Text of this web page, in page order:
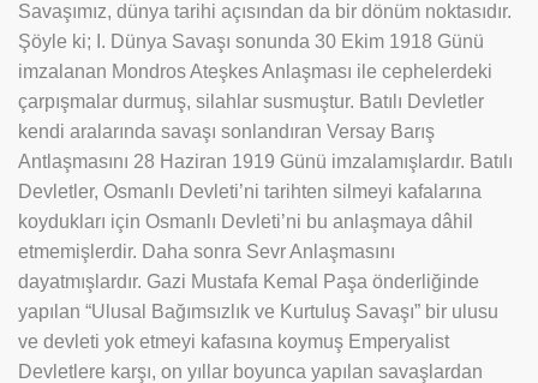
Savaşımız, dünya tarihi açısından da bir dönüm noktasıdır.
Şöyle ki; I. Dünya Savaşı sonunda 30 Ekim 1918 Günü
imzalanan Mondros Ateşkes Anlaşması ile cephelerdeki
çarpışmalar durmuş, silahlar susmuştur. Batılı Devletler
kendi aralarında savaşı sonlandıran Versay Barış
Antlaşmasını 28 Haziran 1919 Günü imzalamışlardır. Batılı
Devletler, Osmanlı Devleti’ni tarihten silmeyi kafalarına
koydukları için Osmanlı Devleti’ni bu anlaşmaya dâhil
etmemişlerdir. Daha sonra Sevr Anlaşmasını
dayatmışlardır. Gazi Mustafa Kemal Paşa önderliğinde
yapılan “Ulusal Bağımsızlık ve Kurtuluş Savaşı” bir ulusu
ve devleti yok etmeyi kafasına koymuş Emperyalist
Devletlere karşı, on yıllar boyunca yapılan savaşlardan